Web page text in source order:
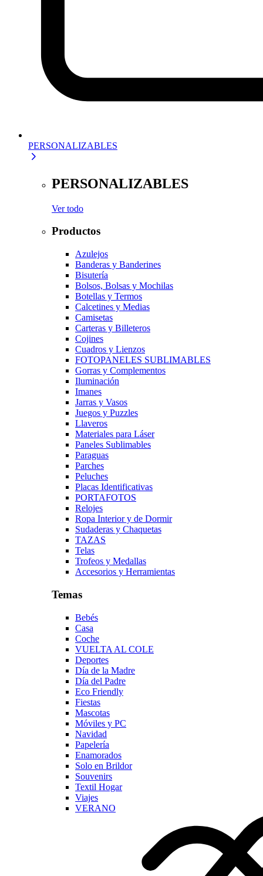
PERSONALIZABLES
PERSONALIZABLES
Ver todo
Productos
Azulejos
Banderas y Banderines
Bisutería
Bolsos, Bolsas y Mochilas
Botellas y Termos
Calcetines y Medias
Camisetas
Carteras y Billeteros
Cojines
Cuadros y Lienzos
FOTOPANELES SUBLIMABLES
Gorras y Complementos
Iluminación
Imanes
Jarras y Vasos
Juegos y Puzzles
Llaveros
Materiales para Láser
Paneles Sublimables
Paraguas
Parches
Peluches
Placas Identificativas
PORTAFOTOS
Relojes
Ropa Interior y de Dormir
Sudaderas y Chaquetas
TAZAS
Telas
Trofeos y Medallas
Accesorios y Herramientas
Temas
Bebés
Casa
Coche
VUELTA AL COLE
Deportes
Día de la Madre
Día del Padre
Eco Friendly
Fiestas
Mascotas
Móviles y PC
Navidad
Papelería
Enamorados
Solo en Brildor
Souvenirs
Textil Hogar
Viajes
VERANO